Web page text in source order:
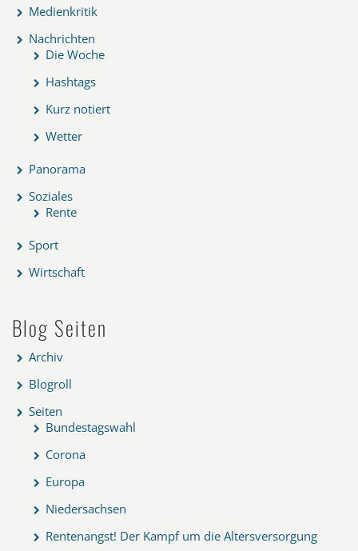
Medienkritik
Nachrichten
Die Woche
Hashtags
Kurz notiert
Wetter
Panorama
Soziales
Rente
Sport
Wirtschaft
Blog Seiten
Archiv
Blogroll
Seiten
Bundestagswahl
Corona
Europa
Niedersachsen
Rentenangst! Der Kampf um die Altersversorgung